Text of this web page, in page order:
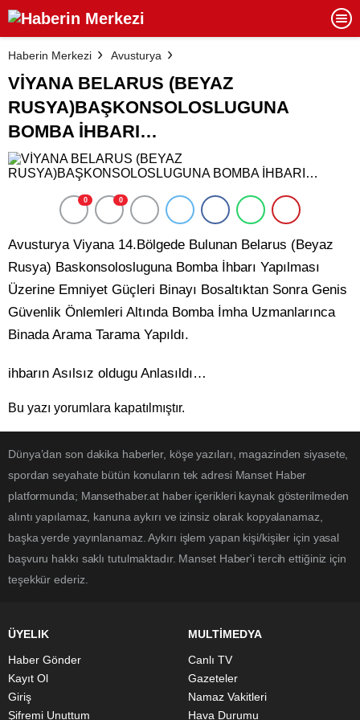
Haberin Merkezi Avusturya
VİYANA BELARUS (BEYAZ
RUSYA)BAŞKONSOLOSLUGUNA
BOMBA İHBARI…
0 0
Avusturya Viyana 14.Bölgede Bulunan Belarus (Beyaz
Rusya) Baskonsolosluguna Bomba İhbarı Yapılması
Üzerine Emniyet Güçleri Binayı Bosaltıktan Sonra Genis
Güvenlik Önlemleri Altında Bomba İmha Uzmanlarınca
Binada Arama Tarama Yapıldı.
ihbarın Asılsız oldugu Anlasıldı…
Bu yazı yorumlara kapatılmıştır.
Dünya’dan son dakika haberler, köşe yazıları, magazinden siyasete,
spordan seyahate bütün konuların tek adresi Manset Haber
platformunda; Mansethaber.at haber içerikleri kaynak gösterilmeden
alıntı yapılamaz, kanuna aykırı ve izinsiz olarak kopyalanamaz,
başka yerde yayınlanamaz. Aykırı işlem yapan kişi/kişiler için yasal
başvuru hakkı saklı tutulmaktadır. Manset Haber'i tercih ettiğiniz için
teşekkür ederiz.
ÜYELIK
Haber Gönder
Kayıt Ol
Giriş
Şifremi Unuttum
MULTİMEDYA
Canlı TV
Gazeteler
Namaz Vakitleri
Hava Durumu